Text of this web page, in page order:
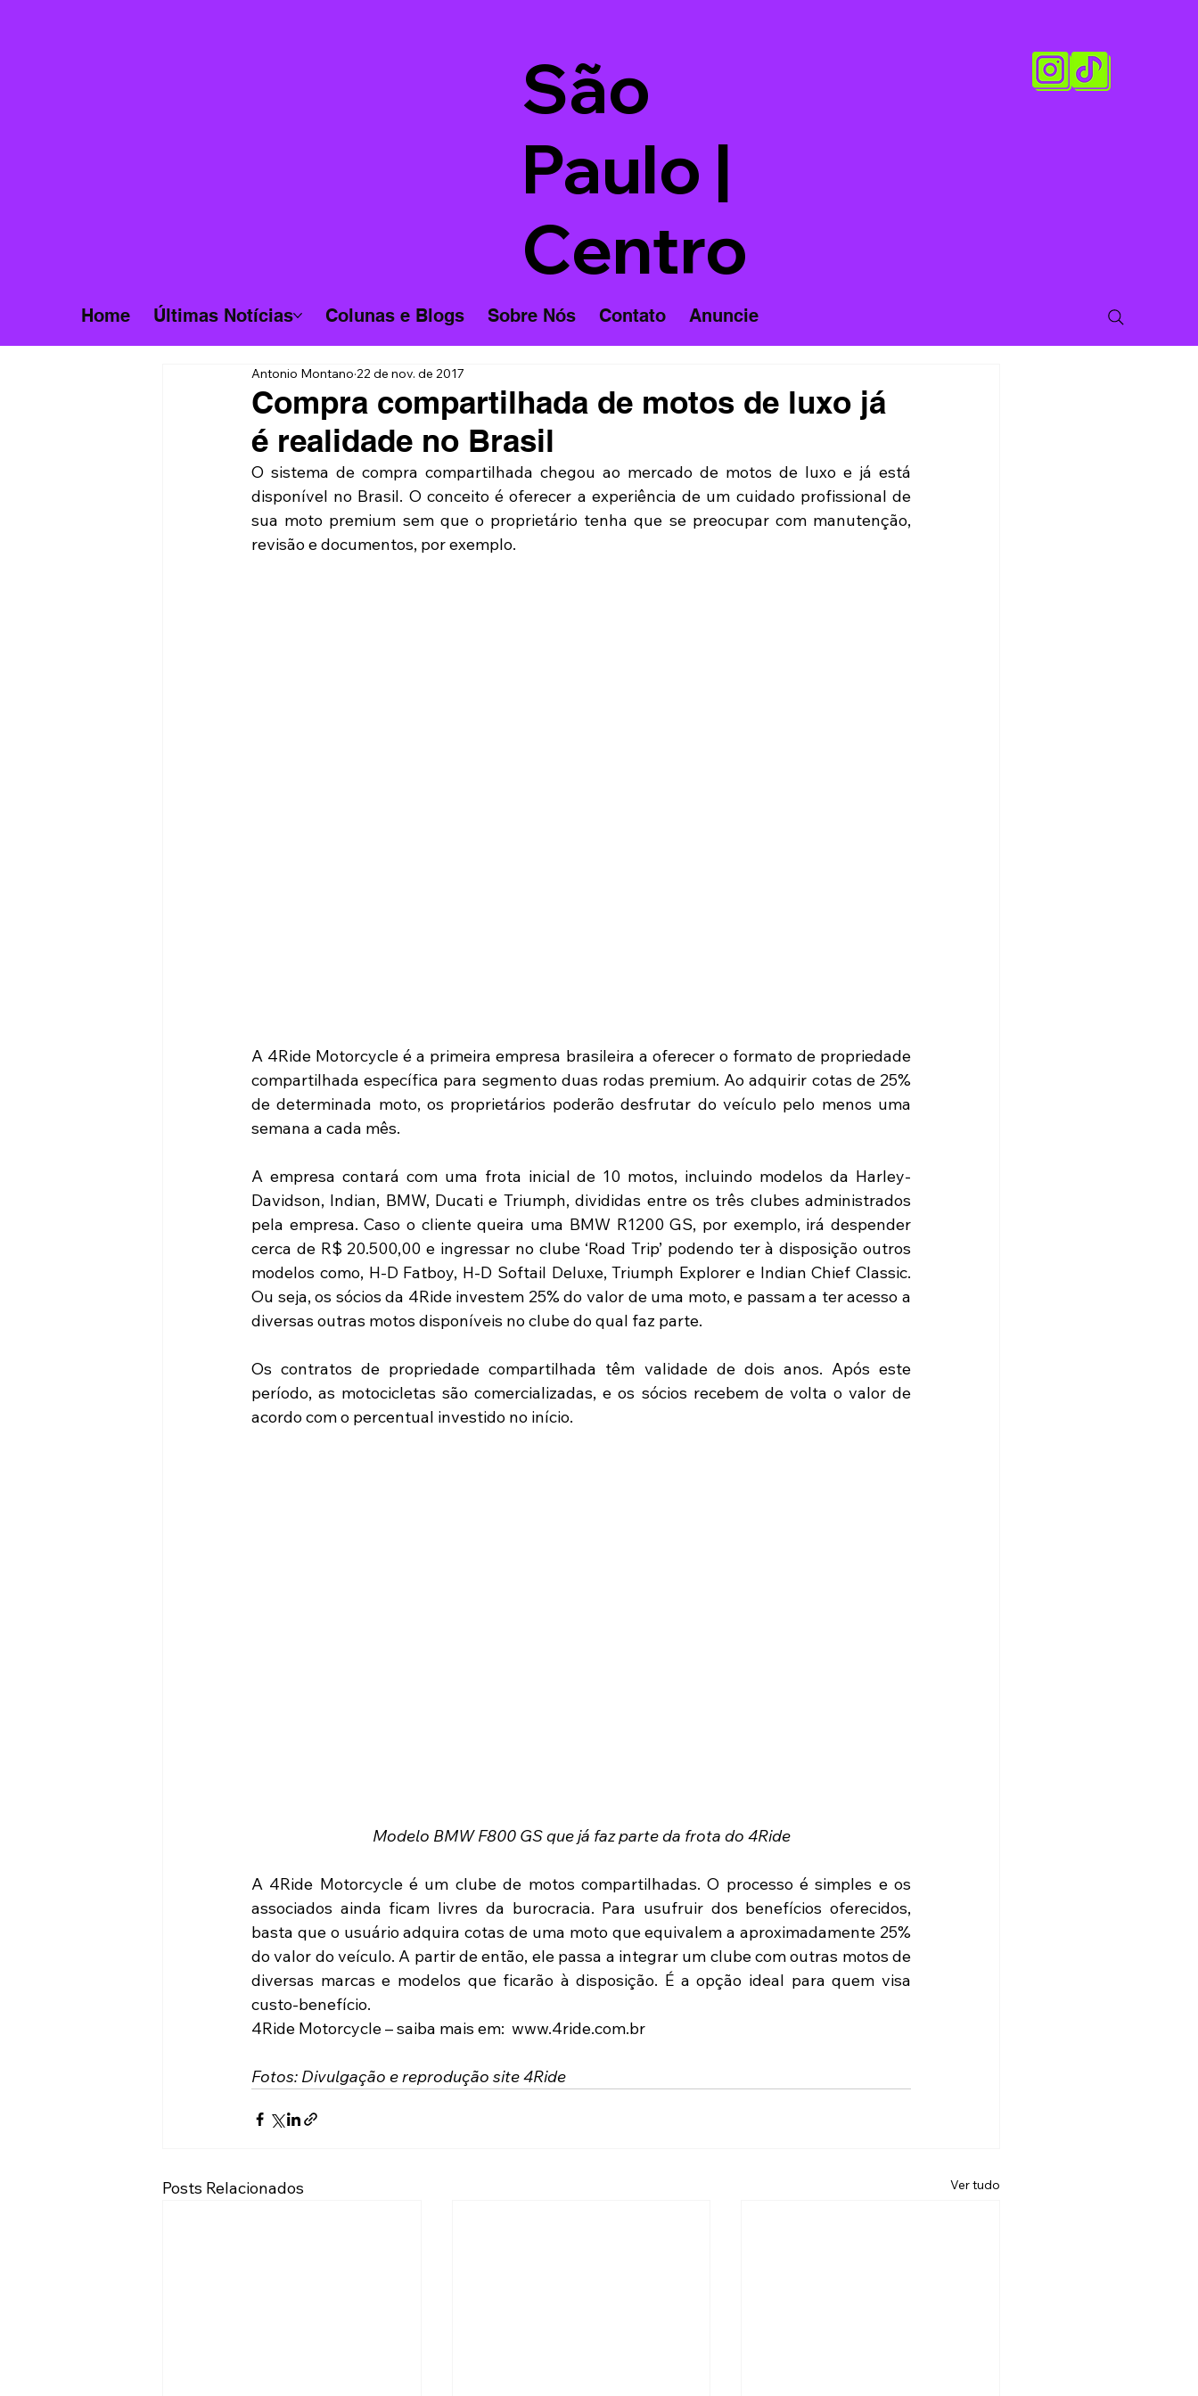
São
Paulo |
Centro
Home Últimas Notícias Colunas e Blogs Sobre Nós Contato Anuncie
Compra compartilhada de motos de luxo já
é realidade no Brasil
Antonio Montano 22 de nov. de 2017
O sistema de compra compartilhada chegou ao mercado de motos de luxo e já está
disponível no Brasil. O conceito é oferecer a experiência de um cuidado profissional de
sua moto premium sem que o proprietário tenha que se preocupar com manutenção,
revisão e documentos, por exemplo.
A 4Ride Motorcycle é a primeira empresa brasileira a oferecer o formato de propriedade
compartilhada específica para segmento duas rodas premium. Ao adquirir cotas de 25%
de determinada moto, os proprietários poderão desfrutar do veículo pelo menos uma
semana a cada mês.
A empresa contará com uma frota inicial de 10 motos, incluindo modelos da Harley-
Davidson, Indian, BMW, Ducati e Triumph, divididas entre os três clubes administrados
pela empresa. Caso o cliente queira uma BMW R1200 GS, por exemplo, irá despender
cerca de R$ 20.500,00 e ingressar no clube ‘Road Trip’ podendo ter à disposição outros
modelos como, H-D Fatboy, H-D Softail Deluxe, Triumph Explorer e Indian Chief Classic.
Ou seja, os sócios da 4Ride investem 25% do valor de uma moto, e passam a ter acesso a
diversas outras motos disponíveis no clube do qual faz parte.
Os contratos de propriedade compartilhada têm validade de dois anos. Após este
período, as motocicletas são comercializadas, e os sócios recebem de volta o valor de
acordo com o percentual investido no início.
Modelo BMW F800 GS que já faz parte da frota do 4Ride
A 4Ride Motorcycle é um clube de motos compartilhadas. O processo é simples e os
associados ainda ficam livres da burocracia. Para usufruir dos benefícios oferecidos,
basta que o usuário adquira cotas de uma moto que equivalem a aproximadamente 25%
do valor do veículo. A partir de então, ele passa a integrar um clube com outras motos de
diversas marcas e modelos que ficarão à disposição. É a opção ideal para quem visa
custo-benefício.
4Ride Motorcycle – saiba mais em:  www.4ride.com.br
Fotos: Divulgação e reprodução site 4Ride
Posts Relacionados Ver tudo